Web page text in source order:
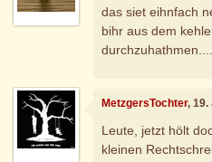
das siet eihnfach
bihr aus dem
durchzuhathmen....
MetzgersTochter, 19.
Leute, jetzt hölt
kleinen